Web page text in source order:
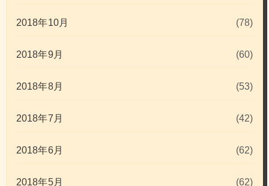
2018年10月 (78)
2018年9月 (60)
2018年8月 (53)
2018年7月 (42)
2018年6月 (62)
2018年5月 (62)